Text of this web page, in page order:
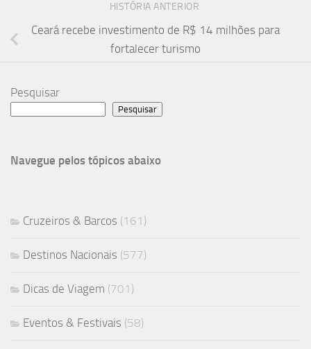
HISTÓRIA ANTERIOR
Ceará recebe investimento de R$ 14 milhões para
fortalecer turismo
Pesquisar
Pesquisar
Navegue pelos tópicos abaixo
Cruzeiros & Barcos (161)
Destinos Nacionais (577)
Dicas de Viagem (701)
Eventos & Festivais (58)